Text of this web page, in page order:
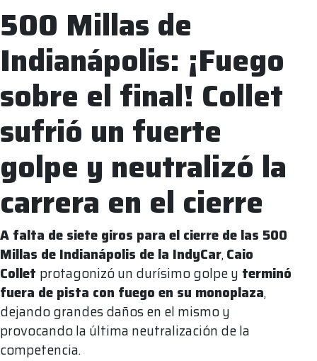
500 Millas de
Indianápolis: ¡Fuego
sobre el final! Collet
sufrió un fuerte
golpe y neutralizó la
carrera en el cierre
A falta de siete giros para el cierre de las 500
Millas de Indianápolis de la IndyCar,Caio
Collet protagonizó un durísimo golpe y terminó
fuera de pista con fuego en su monoplaza,
dejando grandes daños en el mismo y
provocando la última neutralización de la
competencia.